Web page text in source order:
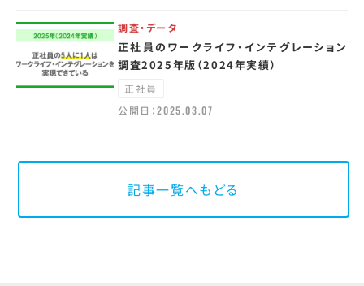
調査・データ
正社員のワークライフ・インテグレーション
調査2025年版（2024年実績）
正社員
公開日：2025.03.07
記事一覧へもどる